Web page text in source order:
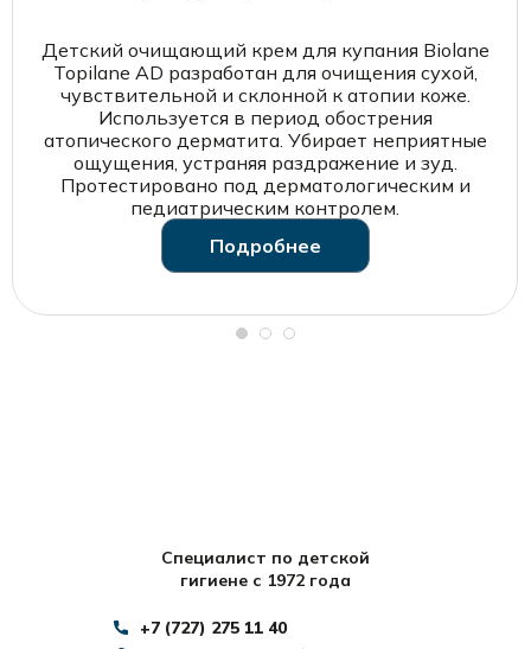
Детский очищающий крем для купания Biolane
Topilane AD разработан для очищения сухой,
чувствительной и склонной к атопии коже.
Используется в период обострения
атопического дерматита. Убирает неприятные
ощущения, устраняя раздражение и зуд.
Протестировано под дерматологическим и
педиатрическим контролем.
Подробнее
Специалист по детской
гигиене с 1972 года
+7 (727) 275 11 40